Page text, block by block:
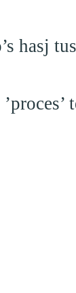
hasj